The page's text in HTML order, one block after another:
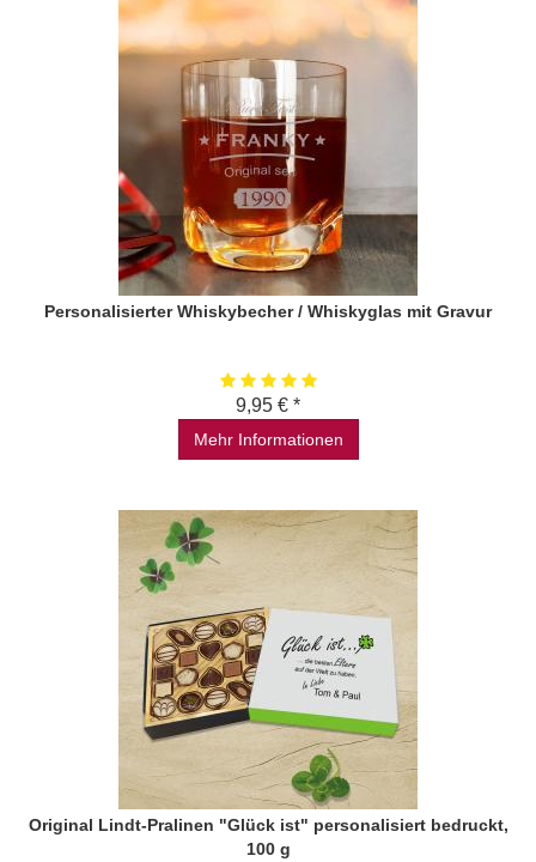
Personalisierter Whiskybecher / Whiskyglas mit Gravur
9,95 € *
Mehr Informationen
Original Lindt-Pralinen "Glück ist" personalisiert bedruckt,
100 g